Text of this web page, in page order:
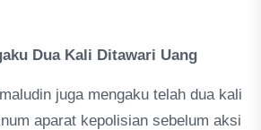
Dua Kali Ditawari Uang
juga mengaku telah dua kali
aparat kepolisian sebelum aksi